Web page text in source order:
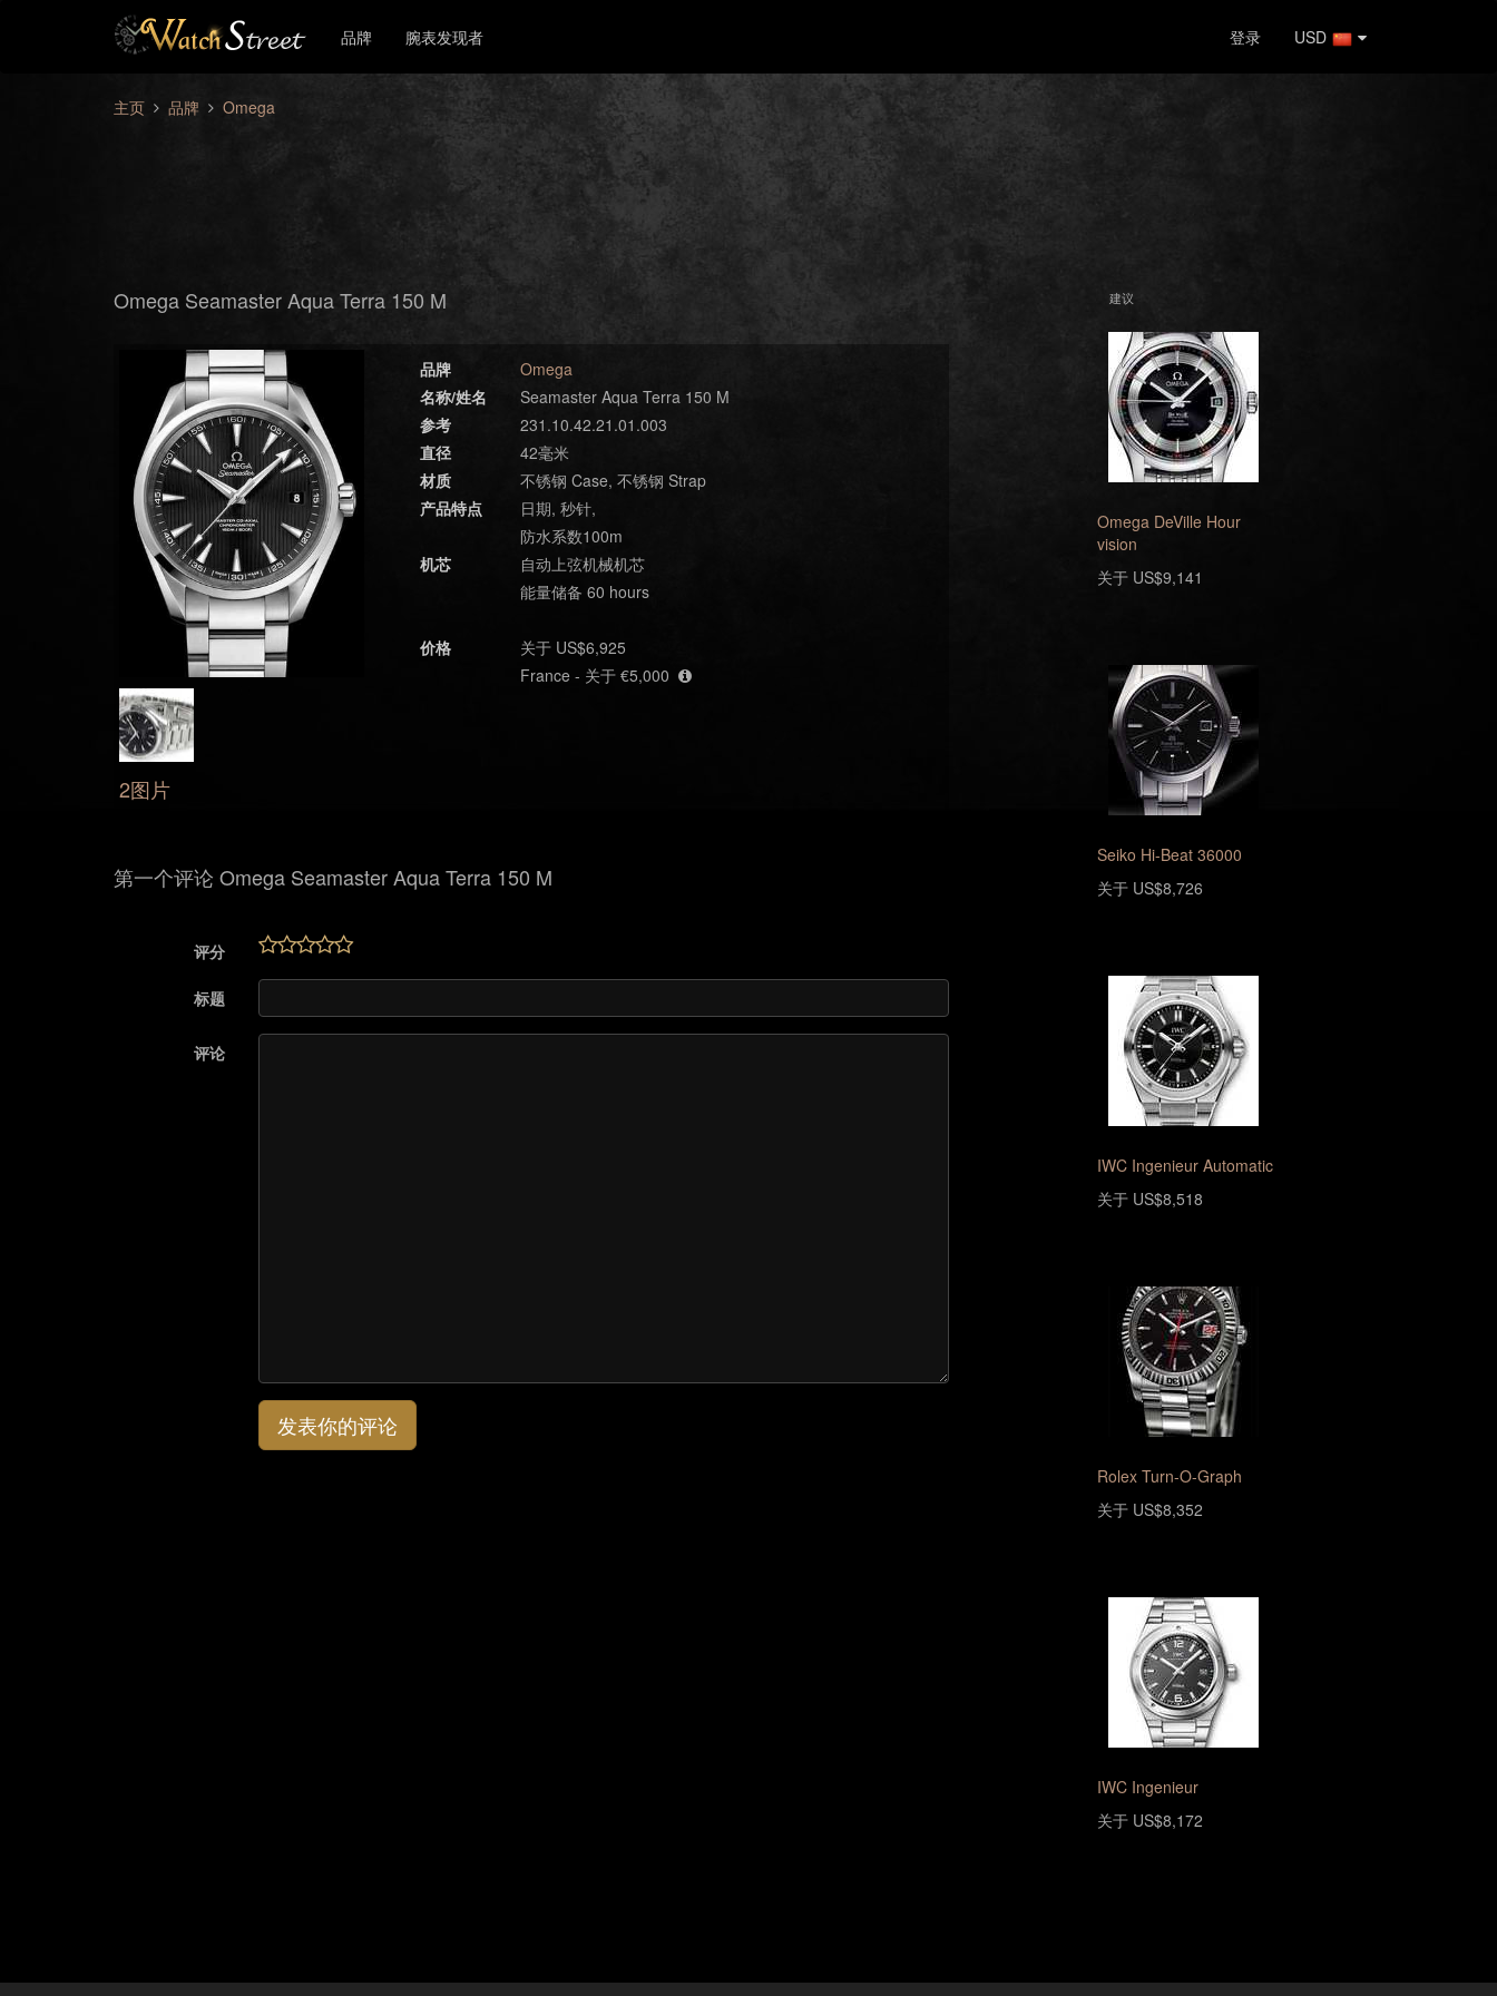
品牌 腕表发现者 登录 USD
主页 品牌 Omega
Omega Seamaster Aqua Terra 150 M
2图片
品牌
Omega
名称/姓名
Seamaster Aqua Terra 150 M
参考
231.10.42.21.01.003
直径
42毫米
材质
不锈钢 Case, 不锈钢 Strap
产品特点
日期, 秒针,
防水系数100m
机芯
自动上弦机械机芯
能量储备 60 hours
价格
关于 US$6,925
France - 关于 €5,000
第一个评论 Omega Seamaster Aqua Terra 150 M
评分
标题
评论
发表你的评论
建议
Omega DeVille Hour
vision
关于 US$9,141
Seiko Hi-Beat 36000
关于 US$8,726
IWC Ingenieur Automatic
关于 US$8,518
Rolex Turn-O-Graph
关于 US$8,352
IWC Ingenieur
关于 US$8,172